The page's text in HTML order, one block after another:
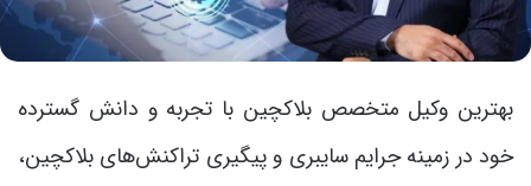
بهترین وکیل متخصص بلاکچین با تجربه و دانش گسترده
خود در زمینه جرایم سایبری و پیگیری تراکنش‌های بلاکچین،